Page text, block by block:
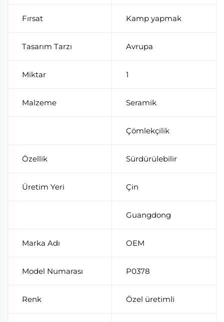
Fırsat Kamp yapmak
Tasarım Tarzı Avrupa
Miktar 1
Malzeme Seramik
Çömlekçilik
Özellik Sürdürülebilir
Üretim Yeri Çin
Guangdong
Marka Adı OEM
Model Numarası P0378
Renk Özel üretimli